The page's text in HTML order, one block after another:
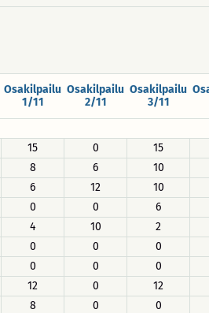
Osakilpailu
1/11
Osakilpailu
2/11
Osakilpailu
3/11
15 0
15
8 6
10
6 12
10
0 0
6
4 10
2
0 0
0
0 0
0
12 0
12
8 0
0